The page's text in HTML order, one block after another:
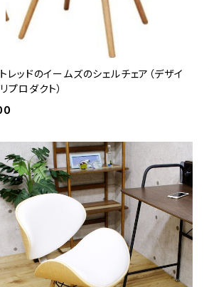
レッドのイームズのシェルチェア（デザイ
プロダクト）